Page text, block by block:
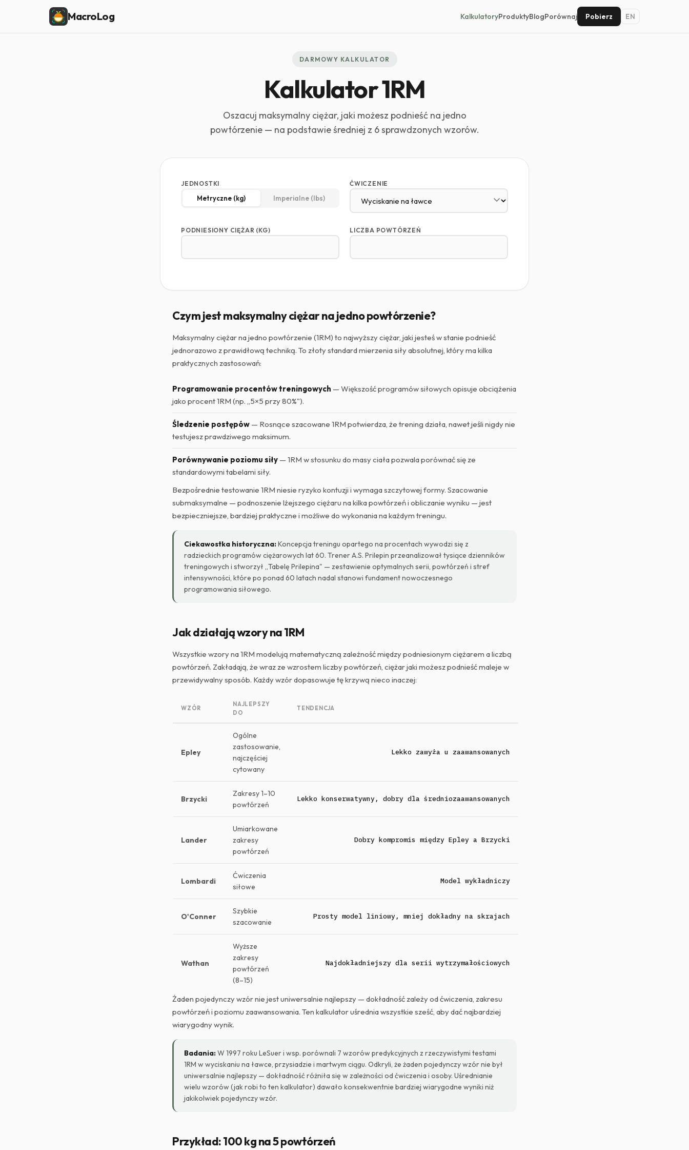
MacroLog KalkulatoryProduktyBlogPorównaj Pobierz EN
DARMOWY KALKULATOR
Kalkulator 1RM
Oszacuj maksymalny ciężar, jaki możesz podnieść na jedno
powtórzenie — na podstawie średniej z 6 sprawdzonych wzorów.
JEDNOSTKI
Metryczne (kg) Imperialne (lbs)
ĆWICZENIE
PODNIESIONY CIĘŻAR (KG) LICZBA POWTÓRZEŃ
Czym jest maksymalny ciężar na jedno powtórzenie?
Maksymalny ciężar na jedno powtórzenie (1RM) to najwyższy ciężar, jaki jesteś w stanie podnieść
jednorazowo z prawidłową techniką. To złoty standard mierzenia siły absolutnej, który ma kilka
praktycznych zastosowań:
Programowanie procentów treningowych — Większość programów siłowych opisuje obciążenia
jako procent 1RM (np. „5×5 przy 80%").
Śledzenie postępów — Rosnące szacowane 1RM potwierdza, że trening działa, nawet jeśli nigdy nie
testujesz prawdziwego maksimum.
Porównywanie poziomu siły — 1RM w stosunku do masy ciała pozwala porównać się ze
standardowymi tabelami siły.
Bezpośrednie testowanie 1RM niesie ryzyko kontuzji i wymaga szczytowej formy. Szacowanie
submaksymalne — podnoszenie lżejszego ciężaru na kilka powtórzeń i obliczanie wyniku — jest
bezpieczniejsze, bardziej praktyczne i możliwe do wykonania na każdym treningu.
Ciekawostka historyczna:Koncepcja treningu opartego na procentach wywodzi się z
radzieckich programów ciężarowych lat 60. Trener A.S. Prilepin przeanalizował tysiące dzienników
treningowych i stworzył „Tabelę Prilepina" — zestawienie optymalnych serii, powtórzeń i stref
intensywności, które po ponad 60 latach nadal stanowi fundament nowoczesnego
programowania siłowego.
Jak działają wzory na 1RM
Wszystkie wzory na 1RM modelują matematyczną zależność między podniesionym ciężarem a liczbą
powtórzeń. Zakładają, że wraz ze wzrostem liczby powtórzeń, ciężar jaki możesz podnieść maleje w
przewidywalny sposób. Każdy wzór dopasowuje tę krzywą nieco inaczej:
WZÓR
NAJLEPSZY
DO
TENDENCJA
Epley
Ogólne
zastosowanie,
najczęściej
cytowany
Lekko zawyża u zaawansowanych
Brzycki
Zakresy 1–10
powtórzeń
Lekko konserwatywny, dobry dla średniozaawansowanych
Lander
Umiarkowane
zakresy
powtórzeń
Dobry kompromis między Epley a Brzycki
Lombardi
Ćwiczenia
siłowe
Model wykładniczy
O'Conner
Szybkie
szacowanie
Prosty model liniowy, mniej dokładny na skrajach
Wathan
Wyższe
zakresy
powtórzeń
(8–15)
Najdokładniejszy dla serii wytrzymałościowych
Żaden pojedynczy wzór nie jest uniwersalnie najlepszy — dokładność zależy od ćwiczenia, zakresu
powtórzeń i poziomu zaawansowania. Ten kalkulator uśrednia wszystkie sześć, aby dać najbardziej
wiarygodny wynik.
Badania:W 1997 roku LeSuer i wsp. porównali 7 wzorów predykcyjnych z rzeczywistymi testami
1RM w wyciskaniu na ławce, przysiadzie i martwym ciągu. Odkryli, że żaden pojedynczy wzór nie był
uniwersalnie najlepszy — dokładność różniła się w zależności od ćwiczenia i osoby. Uśrednianie
wielu wzorów (jak robi to ten kalkulator) dawało konsekwentnie bardziej wiarygodne wyniki niż
jakikolwiek pojedynczy wzór.
Przykład: 100 kg na 5 powtórzeń